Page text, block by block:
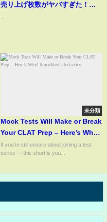
売り上げ枚数がヤバすぎた！
未分類
Mock Tests Will Make or Break
Your CLAT Prep – Here’s Why!
#mocktest #testseries
If you’re still unsure about joining a test
series — this short is you...